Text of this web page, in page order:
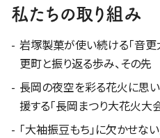
私たちの取り組み
岩塚製菓が使い続ける「音
更町と振り返る歩み、その先
長岡の夜空を彩る花火に思
援する「長岡まつり大花火大
「大袖振豆もち」に欠かせな